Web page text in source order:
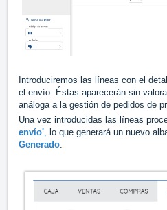
Introduciremos las líneas con el
el envío. Éstas aparecerán sin
análoga a la gestión de pedidos de
Una vez introducidas las líneas
envío'
lo que generará un nuevo
Generado